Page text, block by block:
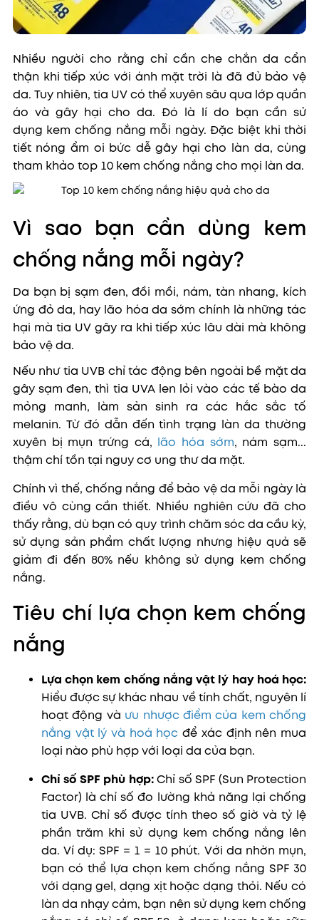
Nhiều người cho rằng chỉ cần che chắn da cẩn
thận khi tiếp xúc với ánh mặt trời là đã đủ bảo vệ
da. Tuy nhiên, tia UV có thể xuyên sâu qua lớp quần
áo và gây hại cho da. Đó là lí do bạn cần sử
dụng kem chống nắng mỗi ngày. Đặc biệt khi thời
tiết nóng ẩm oi bức dễ gây hại cho làn da, cùng
tham khảo top 10 kem chống nắng cho mọi làn da.
Vì sao bạn cần dùng kem
chống nắng mỗi ngày?
Da bạn bị sạm đen, đồi mồi, nám, tàn nhang, kích
ứng đỏ da, hay lão hóa da sớm chính là những tác
hại mà tia UV gây ra khi tiếp xúc lâu dài mà không
bảo vệ da.
Nếu như tia UVB chỉ tác động bên ngoài bề mặt da
gây sạm đen, thì tia UVA len lỏi vào các tế bào da
mỏng manh, làm sản sinh ra các hắc sắc tố
melanin. Từ đó dẫn đến tình trạng làn da thường
xuyên bị mụn trứng cá, lão hóa sớm, nám sạm...
thậm chí tồn tại nguy cơ ung thư da mặt.
Chính vì thế, chống nắng để bảo vệ da mỗi ngày là
điều vô cùng cần thiết. Nhiều nghiên cứu đã cho
thấy rằng, dù bạn có quy trình chăm sóc da cầu kỳ,
sử dụng sản phẩm chất lượng nhưng hiệu quả sẽ
giảm đi đến 80% nếu không sử dụng kem chống
nắng.
Tiêu chí lựa chọn kem chống
nắng
Lựa chọn kem chống nắng vật lý hay hoá học:
Hiểu được sự khác nhau về tính chất, nguyên lí
hoạt động và ưu nhược điểm của kem chống
nắng vật lý và hoá học để xác định nên mua
loại nào phù hợp với loại da của bạn.
Chỉ số SPF phù hợp:Chỉ số SPF (Sun Protection
Factor) là chỉ số đo lường khả năng lại chống
tia UVB. Chỉ số được tính theo số giờ và tỷ lệ
phần trăm khi sử dụng kem chống nắng lên
da. Ví dụ: SPF = 1 = 10 phút. Với da nhờn mụn,
bạn có thể lựa chọn kem chống nắng SPF 30
với dạng gel, dạng xịt hoặc dạng thỏi. Nếu có
làn da nhạy cảm, bạn nên sử dụng kem chống